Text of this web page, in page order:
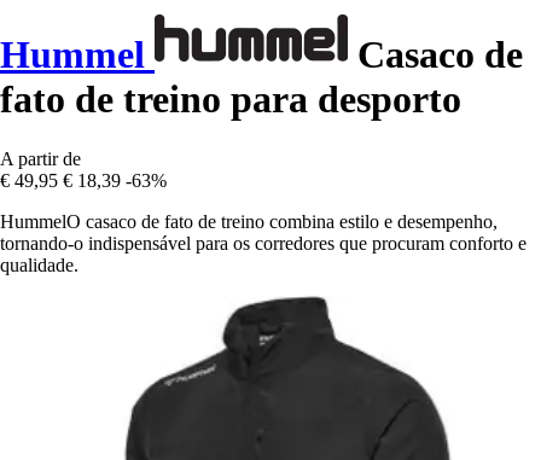
Hummel
Casaco de
fato de treino para desporto
A partir de
€ 49,95 € 18,39 -63%
HummelO casaco de fato de treino combina estilo e desempenho,
tornando-o indispensável para os corredores que procuram conforto e
qualidade.